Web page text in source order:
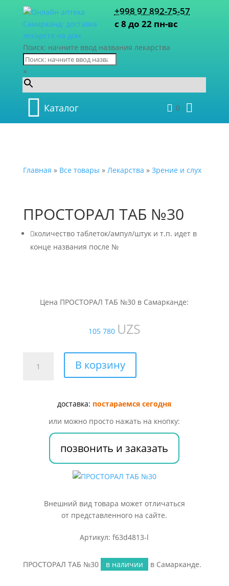
+998 97 892-75-57
с 8 до 22 пн-вс
Поиск: начните ввод названия лекарства
×
Каталог 0
Главная » Все товары » Лекарства » Зрение и слух
ПРОСТОРАЛ ТАБ №30
количество таблеток/ампул/штук и т.п. идет в
конце названия после №
Цена ПРОСТОРАЛ ТАБ №30 в Самарканде:
105 780 UZS
товара
ПРОСТОРАЛ
В корзину
доставка: постараемся сегодня
или можно просто нажать на кнопку:
позвонить и заказать
Внешний вид товара может отличаться
от представленного на сайте.
Артикул: f63d4813-l
ПРОСТОРАЛ ТАБ №30 в наличии в Самарканде.